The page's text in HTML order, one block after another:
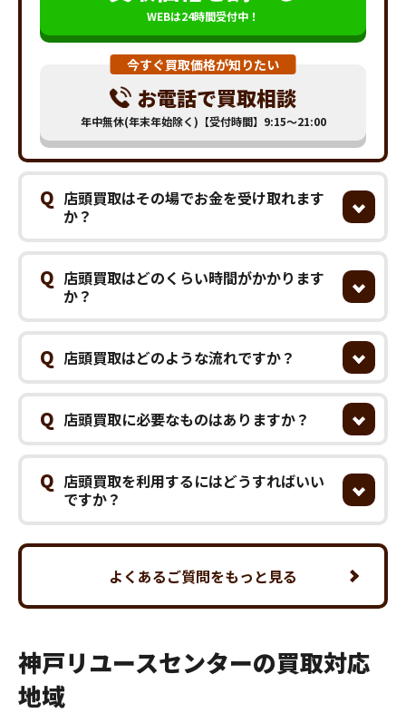
WEBは24時間受付中！
今すぐ買取価格が知りたい
お電話で買取相談
年中無休(年末年始除く)【受付時間】9:15～21:00
Q 店頭買取はその場でお金を受け取れます
か？
Q 店頭買取はどのくらい時間がかかります
か？
Q 店頭買取はどのような流れですか？
Q 店頭買取に必要なものはありますか？
Q 店頭買取を利用するにはどうすればいい
ですか？
よくあるご質問をもっと見る
神戸リユースセンターの買取対応
地域